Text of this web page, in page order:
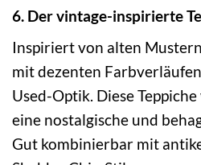
6. Der vintage-inspirierte
Inspiriert von alten
mit dezenten
Used-Optik. Diese
eine nostalgische und
Gut kombinierbar mit